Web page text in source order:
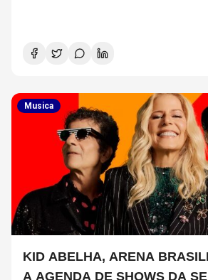
Musica
KID ABELHA, ARENA
A AGENDA DE SHOWS DA